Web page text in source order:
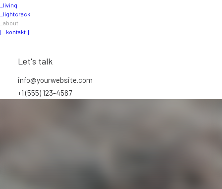
_livinq
_lightcrack
_about
[ _kontakt ]
Let's talk
info@yourwebsite.com
+1 (555) 123-4567